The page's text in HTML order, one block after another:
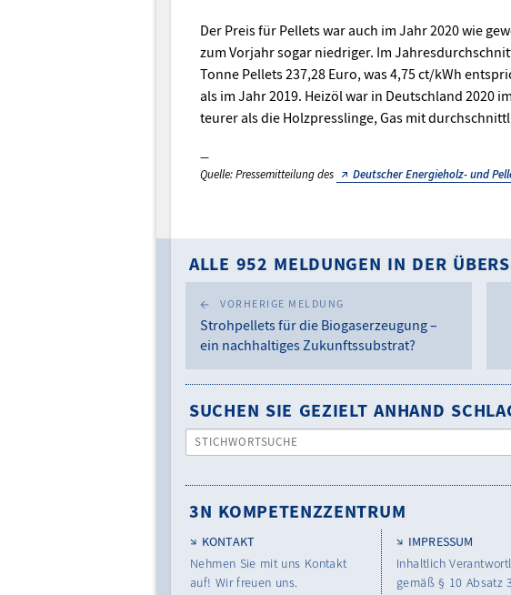
Der Preis für Pellets war auch im Jahr 2020 wie
zum Vorjahr sogar niedriger. Im
Tonne Pellets 237,28 Euro, was 4,75 ct/kWh
als im Jahr 2019. Heizöl war in Deutschland 2020
teurer als die Holzpresslinge, Gas mit
Quelle: Pressemitteilung des Deutscher Energieholz- und
ALLE 952 MELDUNGEN IN DER
VORHERIGE MELDUNG
Strohpellets für die Biogaserzeugung –
ein nachhaltiges Zukunftssubstrat?
SUCHEN SIE GEZIELT ANHAND
STICHWORTSUCHE
3N KOMPETENZZENTRUM
KONTAKT
Nehmen Sie mit uns Kontakt
auf! Wir freuen uns.
IMPRESSUM
Inhaltlich
gemäß § 10 Absatz